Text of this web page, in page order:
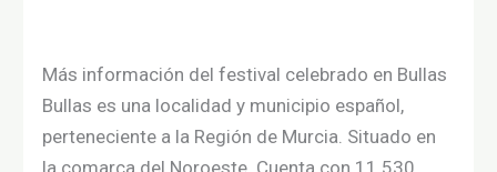
Más información del festival celebrado en Bullas
Bullas es una localidad y municipio español,
perteneciente a la Región de Murcia. Situado en
la comarca del Noroeste. Cuenta con 11 530